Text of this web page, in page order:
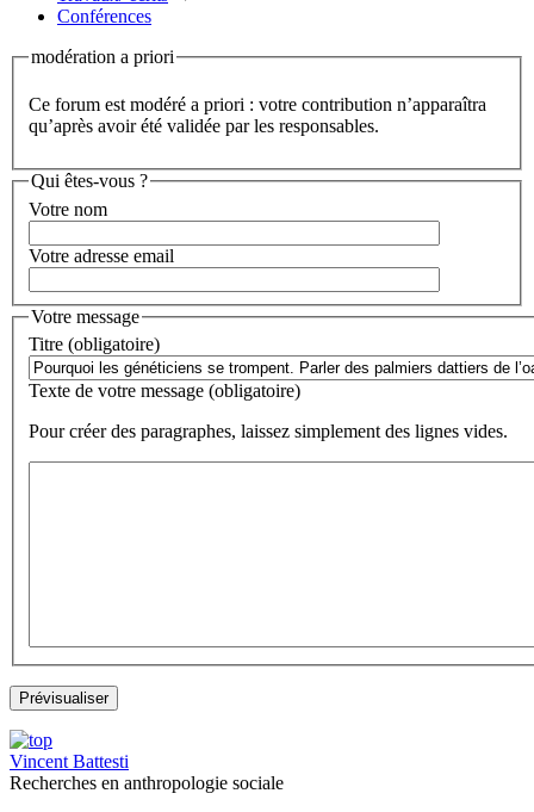
Conférences
modération a priori
Ce forum est modéré a priori : votre contribution n’apparaîtra
qu’après avoir été validée par les responsables.
Qui êtes-vous ?
Votre nom
Votre adresse email
Votre message
Titre (obligatoire)
Texte de votre message (obligatoire)
Pour créer des paragraphes, laissez simplement des lignes vides.
Vincent Battesti
Recherches en anthropologie sociale